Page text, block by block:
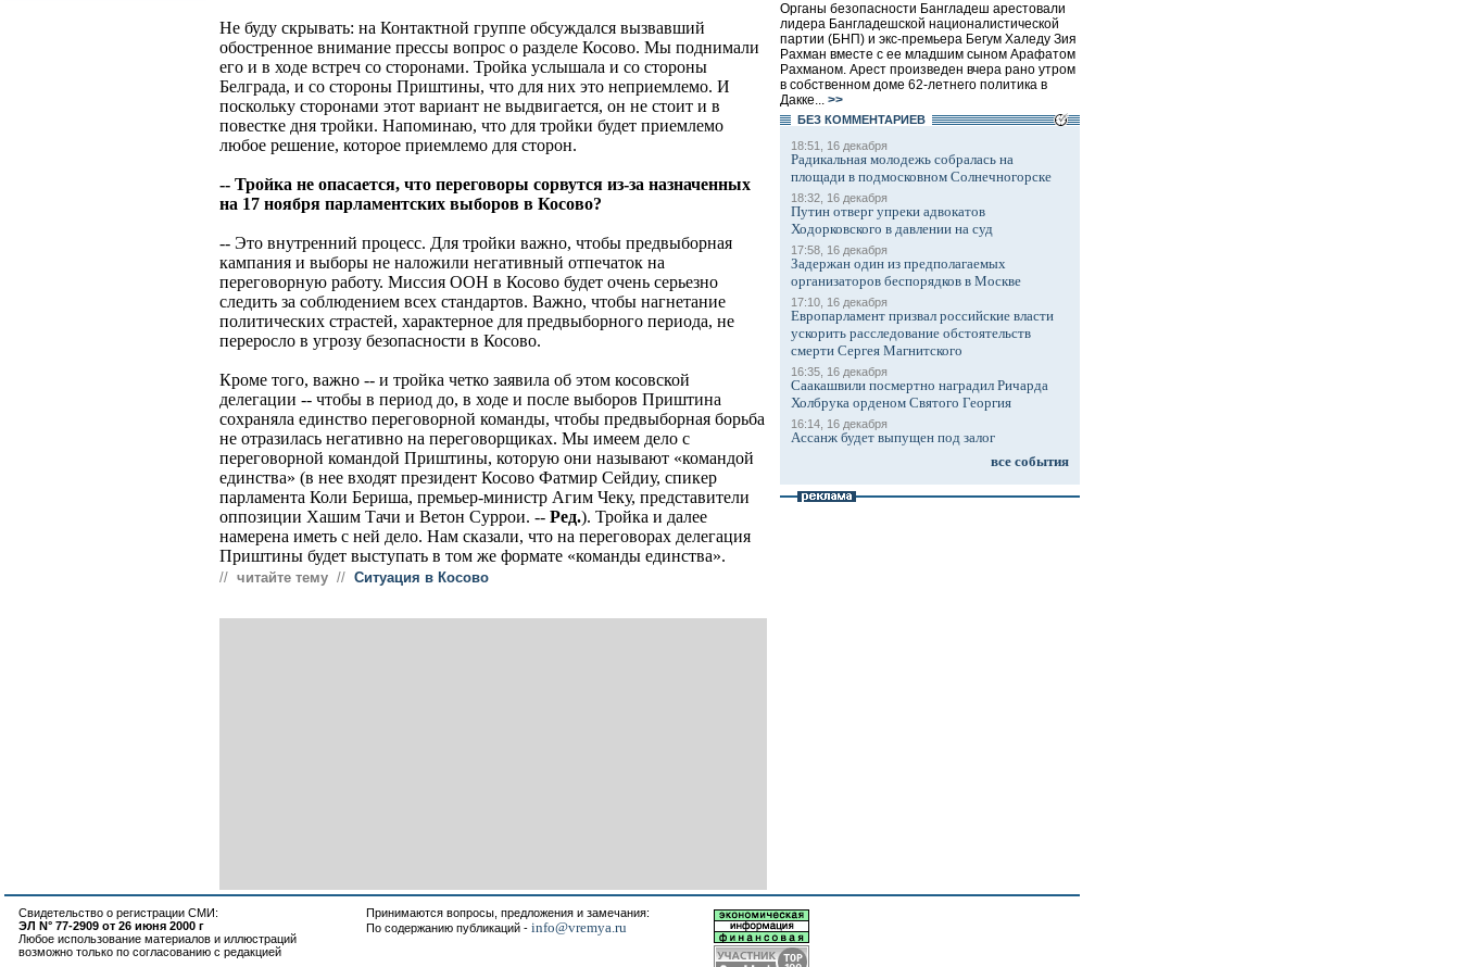
Не буду скрывать: на Контактной группе обсуждался вызвавший
обостренное внимание прессы вопрос о разделе Косово. Мы поднимали
его и в ходе встреч со сторонами. Тройка услышала и со стороны
Белграда, и со стороны Приштины, что для них это неприемлемо. И
поскольку сторонами этот вариант не выдвигается, он не стоит и в
повестке дня тройки. Напоминаю, что для тройки будет приемлемо
любое решение, которое приемлемо для сторон.
-- Тройка не опасается, что переговоры сорвутся из-за назначенных
на 17 ноября парламентских выборов в Косово?
-- Это внутренний процесс. Для тройки важно, чтобы предвыборная
кампания и выборы не наложили негативный отпечаток на
переговорную работу. Миссия ООН в Косово будет очень серьезно
следить за соблюдением всех стандартов. Важно, чтобы нагнетание
политических страстей, характерное для предвыборного периода, не
переросло в угрозу безопасности в Косово.
Кроме того, важно -- и тройка четко заявила об этом косовской
делегации -- чтобы в период до, в ходе и после выборов Приштина
сохраняла единство переговорной команды, чтобы предвыборная борьба
не отразилась негативно на переговорщиках. Мы имеем дело с
переговорной командой Приштины, которую они называют «командой
единства» (в нее входят президент Косово Фатмир Сейдиу, спикер
парламента Коли Бериша, премьер-министр Агим Чеку, представители
оппозиции Хашим Тачи и Ветон Суррои. -- Ред.). Тройка и далее
намерена иметь с ней дело. Нам сказали, что на переговорах делегация
Приштины будет выступать в том же формате «команды единства».
// читайте тему // Ситуация в Косово
Органы безопасности Бангладеш арестовали
лидера Бангладешской националистической
партии (БНП) и экс-премьера Бегум Халеду Зия
Рахман вместе с ее младшим сыном Арафатом
Рахманом. Арест произведен вчера рано утром
в собственном доме 62-летнего политика в
Дакке... >>
БЕЗ КОМMЕНТАРИЕВ
18:51, 16 декабря
Радикальная молодежь собралась на
площади в подмосковном Солнечногорске
18:32, 16 декабря
Путин отверг упреки адвокатов
Ходорковского в давлении на суд
17:58, 16 декабря
Задержан один из предполагаемых
организаторов беспорядков в Москве
17:10, 16 декабря
Европарламент призвал российские власти
ускорить расследование обстоятельств
смерти Сергея Магнитского
16:35, 16 декабря
Саакашвили посмертно наградил Ричарда
Холбрука орденом Святого Георгия
16:14, 16 декабря
Ассанж будет выпущен под залог
все события
Свидетельство о регистрации СМИ:
ЭЛ N° 77-2909 от 26 июня 2000 г
Любое использование материалов и иллюстраций
возможно только по согласованию с редакцией
Принимаются вопросы, предложения и замечания:
По содержанию публикаций - info@vremya.ru